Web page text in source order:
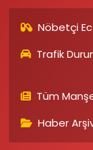
Nöbetçi
Trafik
Tüm
Haber